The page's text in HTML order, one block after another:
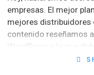
empresas. El mejor
mejores distribuidores
contenido reseñamos
WordPress y lo que
servicio